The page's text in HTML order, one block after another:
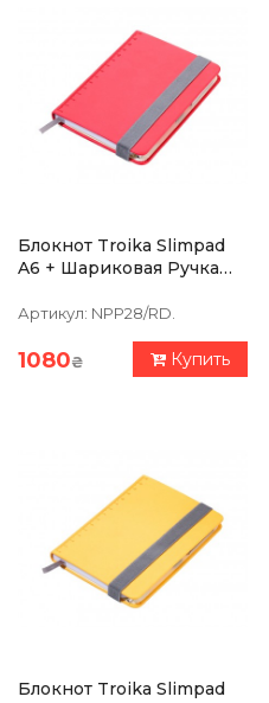
Блокнот Troika Slimpad
A6 + Шариковая Ручка
Артикул: NPP28/RD.
1080₴ Купить
Блокнот Troika Slimpad